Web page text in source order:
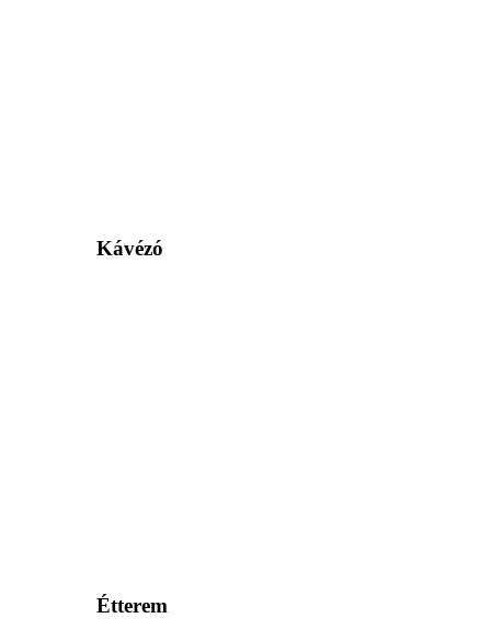
Kávézó
Étterem